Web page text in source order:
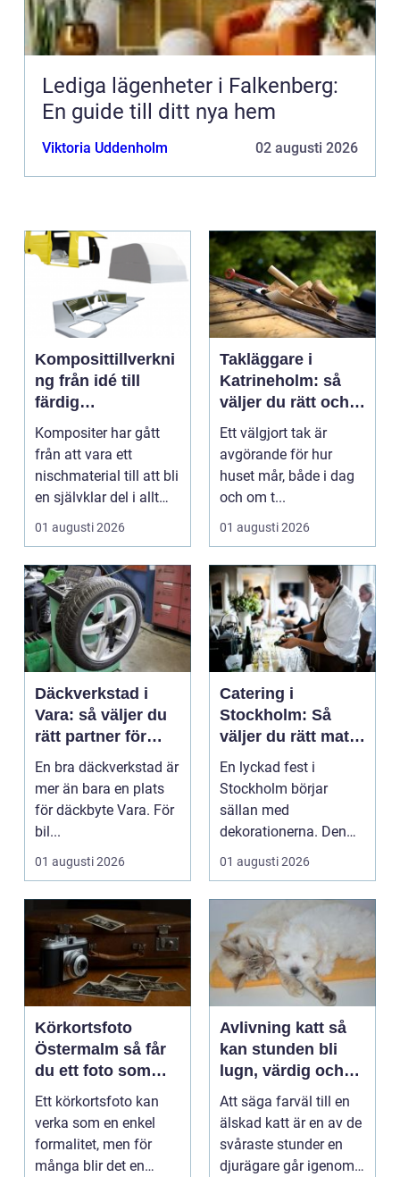
Lediga lägenheter i Falkenberg:
En guide till ditt nya hem
Viktoria Uddenholm 02 augusti 2026
Komposittillverkni
ng från idé till
färdig
högpresterande
produkt
Kompositer har gått
från att vara ett
nischmaterial till att bli
en självklar del i allt
från vindkr...
01 augusti 2026
Takläggare i
Katrineholm: så
väljer du rätt och
får ett tak som
håller
Ett välgjort tak är
avgörande för hur
huset mår, både i dag
och om t...
01 augusti 2026
Däckverkstad i
Vara: så väljer du
rätt partner för
säker körning året
runt
En bra däckverkstad är
mer än bara en plats
för däckbyte Vara. För
bil...
01 augusti 2026
Catering i
Stockholm: Så
väljer du rätt mat
till ditt evenemang
En lyckad fest i
Stockholm börjar
sällan med
dekorationerna. Den
börjar i köket....
01 augusti 2026
Körkortsfoto
Östermalm så får
du ett foto som
alltid blir godkänt
Ett körkortsfoto kan
verka som en enkel
formalitet, men för
många blir det en
Avlivning katt så
kan stunden bli
lugn, värdig och
trygg
Att säga farväl till en
älskad katt är en av de
svåraste stunder en
djurägare går igenom.